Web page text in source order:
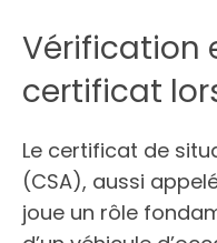
Vérification
certificat
Le certificat de
(CSA), aussi
joue un rôle